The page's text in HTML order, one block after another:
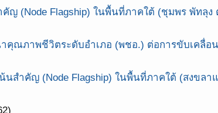
(Node Flagship) ในพื้นที่ภาคใต้ (ชุมพร พัทลุง
ณภาพชีวิตระดับอำเภอ (พชอ.) ต่อการขับเคลื่อ
สำคัญ (Node Flagship) ในพื้นที่ภาคใต้ (สงขลา